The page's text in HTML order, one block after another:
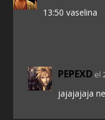
13:50 vaselina
PEPEXD el
jajajajaja